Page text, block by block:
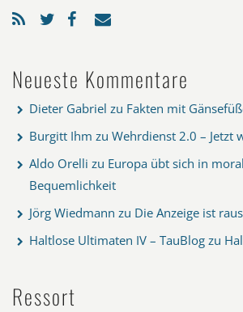
Neueste Kommentare
Dieter Gabriel zu Fakten mit
Burgitt Ihm zu Wehrdienst 2.0 – Jetzt
Aldo Orelli zu Europa übt sich in
Bequemlichkeit
Jörg Wiedmann zu Die Anzeige ist raus
Haltlose Ultimaten IV – TauBlog zu
Ressort